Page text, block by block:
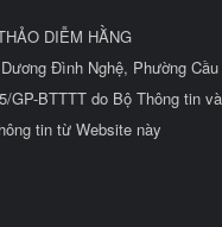
DIỄM HẰNG
Đình Nghệ, Phường
GP-BTTTT do Bộ Thông tin
tin từ Website này